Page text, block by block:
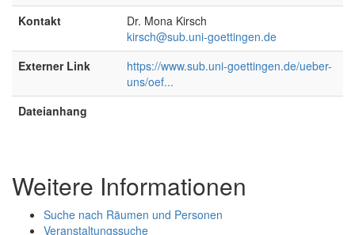
Kontakt
Dr. Mona Kirsch
kirsch@sub.uni-goettingen.de
Externer Link
https://www.sub.uni-goettingen.de/ueber-
uns/oef...
Dateianhang
Weitere Informationen
Suche nach Räumen und Personen
Veranstaltungssuche